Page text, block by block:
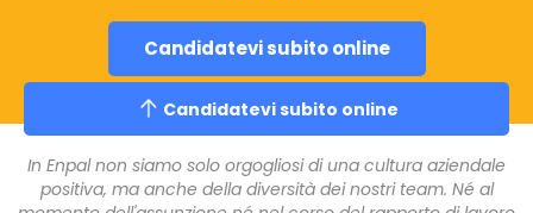
Candidatevi subito online
In Enpal non siamo solo orgogliosi di una cultura aziendale
positiva, ma anche della diversità dei nostri team. Né al
Candidatevi subito online